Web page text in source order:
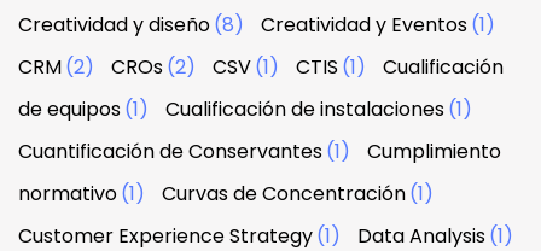
Creatividad y diseño(8) Creatividad y Eventos(1)
CRM(2) CROs(2) CSV(1) CTIS (1)
Cualificación
de equipos(1) Cualificación de instalaciones(1)
Cuantificación de Conservantes(1)
Cumplimiento
normativo(1) Curvas de Concentración(1)
Customer Experience Strategy(1) Data Analysis(1)